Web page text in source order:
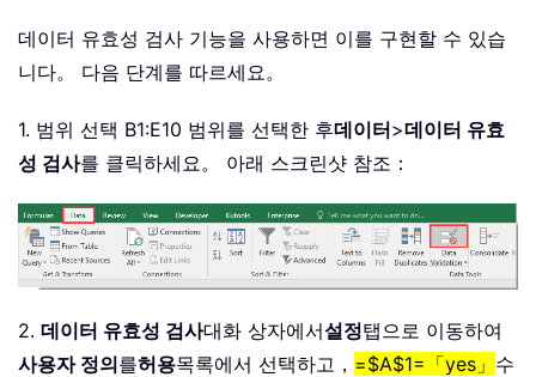
데이터 유효성 검사 기능을 사용하면 이를 구현할 수 있습
니다。 다음 단계를 따르세요。
1. 범위 선택 B1:E10 범위를 선택한 후데이터>데이터 유효
성 검사를 클릭하세요。 아래 스크린샷 참조：
2. 데이터 유효성 검사대화 상자에서설정탭으로 이동하여
사용자 정의를허용목록에서 선택하고， =$A$1=「yes」 수